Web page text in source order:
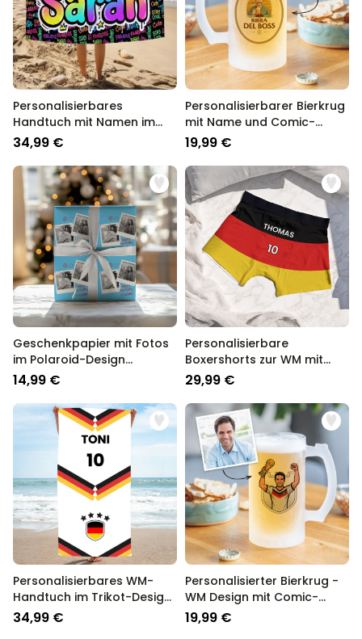
Personalisierbares
Handtuch mit Namen im
Graffiti Design
34,99 €
Personalisierbarer Bierkrug
mit Name und Comic-
Porträt
19,99 €
Geschenkpapier mit Fotos
im Polaroid-Design
personalisierbar
14,99 €
Personalisierbare
Boxershorts zur WM mit
Text
29,99 €
Personalisierbares WM-
Handtuch im Trikot-Design
mit Text
34,99 €
Personalisierter Bierkrug -
WM Design mit Comic-
Illustration
19,99 €